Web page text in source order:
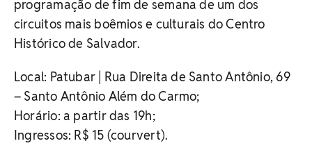
programação de fim de semana de um dos
circuitos mais boêmios e culturais do Centro
Histórico de Salvador.
Local: Patubar | Rua Direita de Santo Antônio, 69
– Santo Antônio Além do Carmo;
Horário: a partir das 19h;
Ingressos: R$ 15 (courvert).